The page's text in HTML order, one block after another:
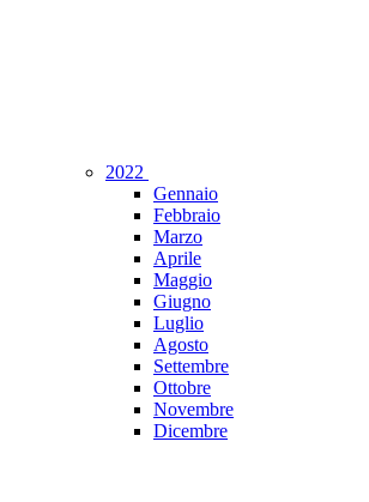
2022
Gennaio
Febbraio
Marzo
Aprile
Maggio
Giugno
Luglio
Agosto
Settembre
Ottobre
Novembre
Dicembre